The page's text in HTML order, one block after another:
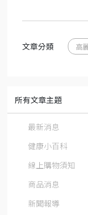
文章分類 高
所有文章主題
最新消息
健康小百科
線上購物須知
商品消息
新聞報導